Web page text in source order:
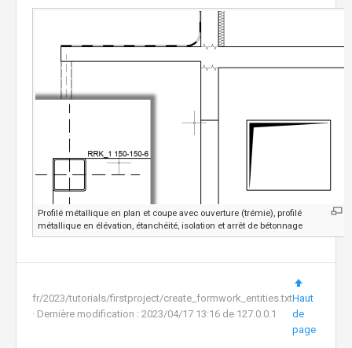
Profilé métallique en plan et coupe avec ouverture (trémie), profilé
métallique en élévation, étanchéité, isolation et arrêt de bétonnage
fr/2023/tutorials/firstproject/create_formwork_entities.txt
· Dernière modification : 2023/04/17 13:16 de 127.0.0.1
Haut
de
page